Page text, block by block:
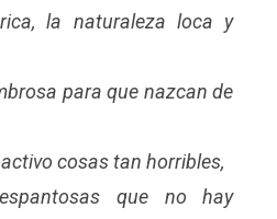
la naturaleza loca y
para que nazcan de
cosas tan horribles,
que no hay